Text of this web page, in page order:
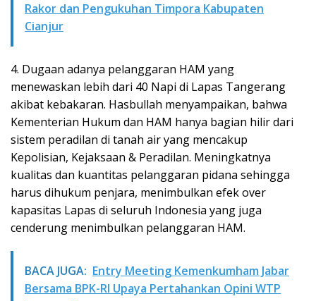
Rakor dan Pengukuhan Timpora Kabupaten
Cianjur
4. Dugaan adanya pelanggaran HAM yang
menewaskan lebih dari 40 Napi di Lapas Tangerang
akibat kebakaran. Hasbullah menyampaikan, bahwa
Kementerian Hukum dan HAM hanya bagian hilir dari
sistem peradilan di tanah air yang mencakup
Kepolisian, Kejaksaan & Peradilan. Meningkatnya
kualitas dan kuantitas pelanggaran pidana sehingga
harus dihukum penjara, menimbulkan efek over
kapasitas Lapas di seluruh Indonesia yang juga
cenderung menimbulkan pelanggaran HAM.
BACA JUGA: Entry Meeting Kemenkumham Jabar
Bersama BPK-RI Upaya Pertahankan Opini WTP